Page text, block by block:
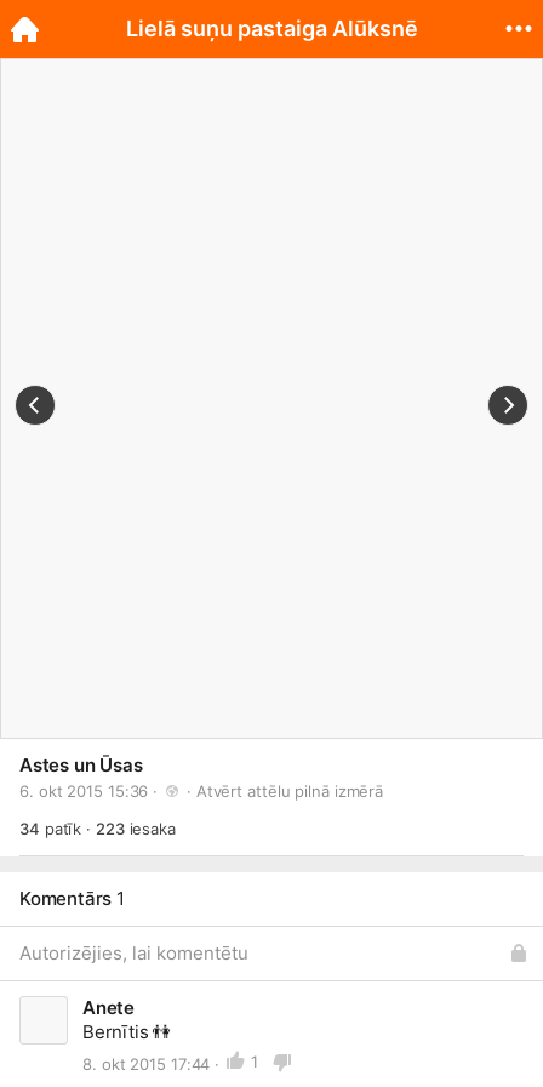
Astes un Ūsas
6. okt 2015 15:36 · · Atvērt attēlu pilnā izmērā
34 patīk · 223iesaka
Komentārs 1
Autorizējies, lai komentētu
Anete
Bernītis👫
8. okt 2015 17:44 · 1
Lielā suņu pastaiga Alūksnē